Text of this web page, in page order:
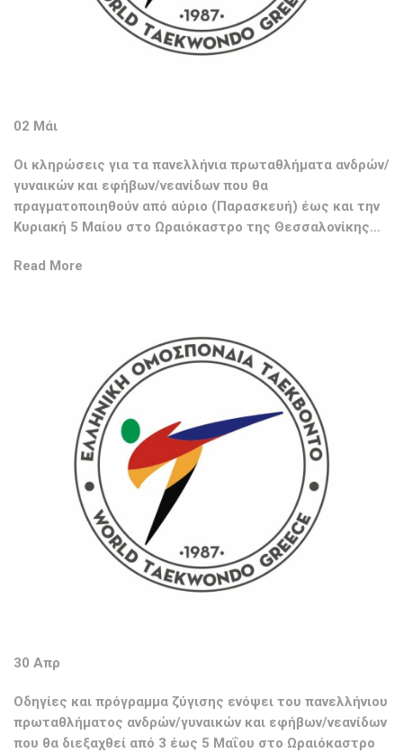
02 Μάι
Οι κληρώσεις για τα πανελλήνια πρωταθλήματα ανδρών/
γυναικών και εφήβων/νεανίδων που θα
πραγματοποιηθούν από αύριο (Παρασκευή) έως και την
Κυριακή 5 Μαίου στο Ωραιόκαστρο της Θεσσαλονίκης…
Read More
30 Απρ
Οδηγίες και πρόγραμμα ζύγισης ενόψει του πανελλήνιου
πρωταθλήματος ανδρών/γυναικών και εφήβων/νεανίδων
που θα διεξαχθεί από 3 έως 5 Μαΐου στο Ωραιόκαστρο